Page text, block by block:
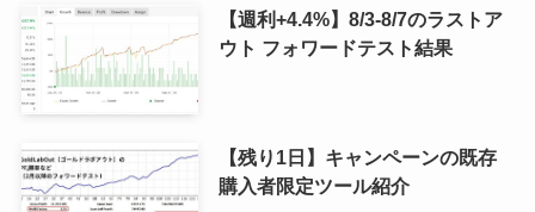
【週利+4.4%】8/3-8/7のラストア
ウト フォワードテスト結果
【残り1日】キャンペーンの既存
購入者限定ツール紹介